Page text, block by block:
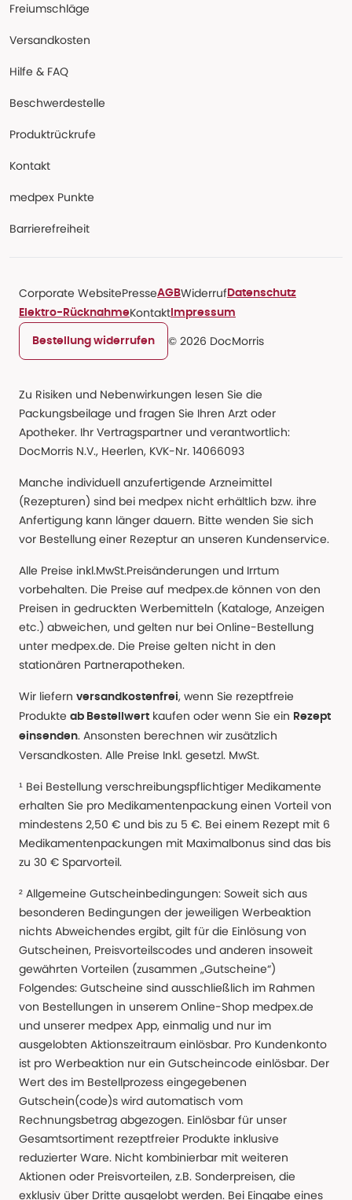
Freiumschläge
Versandkosten
Hilfe & FAQ
Beschwerdestelle
Produktrückrufe
Kontakt
medpex Punkte
Barrierefreiheit
Corporate WebsitePresseAGBWiderruf Datenschutz
Elektro-RücknahmeKontakt Impressum
Bestellung widerrufen © 2026 DocMorris
Zu Risiken und Nebenwirkungen lesen Sie die
Packungsbeilage und fragen Sie Ihren Arzt oder
Apotheker. Ihr Vertragspartner und verantwortlich:
DocMorris N.V., Heerlen, KVK-Nr. 14066093
Manche individuell anzufertigende Arzneimittel
(Rezepturen) sind bei medpex nicht erhältlich bzw. ihre
Anfertigung kann länger dauern. Bitte wenden Sie sich
vor Bestellung einer Rezeptur an unseren Kundenservice.
Alle Preise inkl.MwSt.Preisänderungen und Irrtum
vorbehalten. Die Preise auf medpex.de können von den
Preisen in gedruckten Werbemitteln (Kataloge, Anzeigen
etc.) abweichen, und gelten nur bei Online-Bestellung
unter medpex.de. Die Preise gelten nicht in den
stationären Partnerapotheken.
Wir liefern versandkostenfrei, wenn Sie rezeptfreie
Produkte ab Bestellwert kaufen oder wenn Sie ein Rezept
einsenden. Ansonsten berechnen wir zusätzlich
Versandkosten. Alle Preise Inkl. gesetzl. MwSt.
¹ Bei Bestellung verschreibungspflichtiger Medikamente
erhalten Sie pro Medikamentenpackung einen Vorteil von
mindestens 2,50 € und bis zu 5 €. Bei einem Rezept mit 6
Medikamentenpackungen mit Maximalbonus sind das bis
zu 30 € Sparvorteil.
² Allgemeine Gutscheinbedingungen: Soweit sich aus
besonderen Bedingungen der jeweiligen Werbeaktion
nichts Abweichendes ergibt, gilt für die Einlösung von
Gutscheinen, Preisvorteilscodes und anderen insoweit
gewährten Vorteilen (zusammen „Gutscheine“)
Folgendes: Gutscheine sind ausschließlich im Rahmen
von Bestellungen in unserem Online-Shop medpex.de
und unserer medpex App, einmalig und nur im
ausgelobten Aktionszeitraum einlösbar. Pro Kundenkonto
ist pro Werbeaktion nur ein Gutscheincode einlösbar. Der
Wert des im Bestellprozess eingegebenen
Gutschein(code)s wird automatisch vom
Rechnungsbetrag abgezogen. Einlösbar für unser
Gesamtsortiment rezeptfreier Produkte inklusive
reduzierter Ware. Nicht kombinierbar mit weiteren
Aktionen oder Preisvorteilen, z.B. Sonderpreisen, die
exklusiv über Dritte ausgelobt werden. Bei Eingabe eines